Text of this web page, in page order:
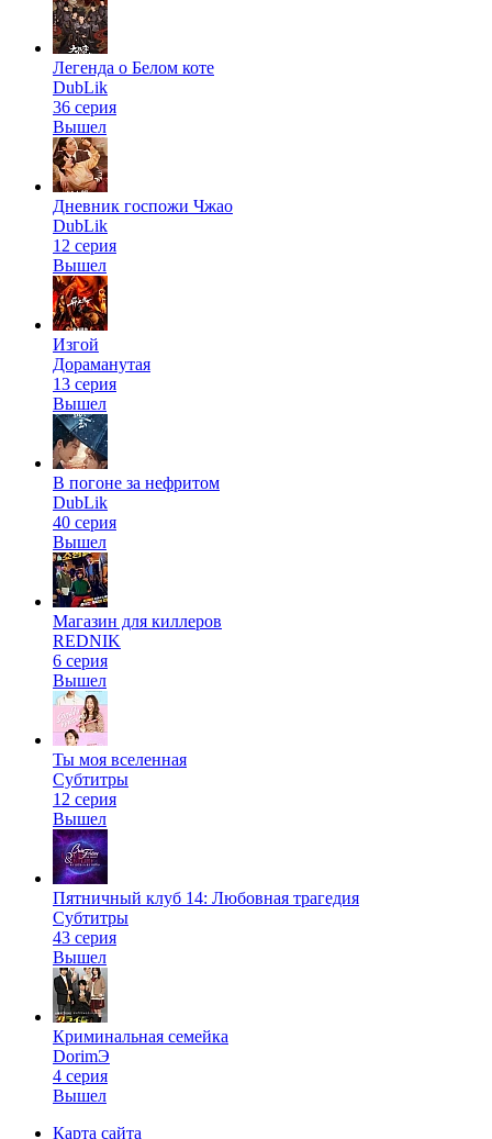
Легенда о Белом коте
DubLik
36 серия
Вышел
Дневник госпожи Чжао
DubLik
12 серия
Вышел
Изгой
Дораманутая
13 серия
Вышел
В погоне за нефритом
DubLik
40 серия
Вышел
Магазин для киллеров
REDNIK
6 серия
Вышел
Ты моя вселенная
Субтитры
12 серия
Вышел
Пятничный клуб 14: Любовная трагедия
Субтитры
43 серия
Вышел
Криминальная семейка
DorimЭ
4 серия
Вышел
Карта сайта